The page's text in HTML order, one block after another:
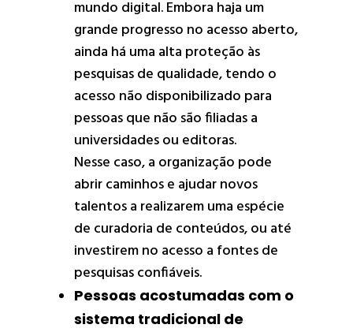
mundo digital. Embora haja um
grande progresso no acesso aberto,
ainda há uma alta proteção às
pesquisas de qualidade, tendo o
acesso não disponibilizado para
pessoas que não são filiadas a
universidades ou editoras.
Nesse caso, a organização pode
abrir caminhos e ajudar novos
talentos a realizarem uma espécie
de curadoria de conteúdos, ou até
investirem no acesso a fontes de
pesquisas confiáveis.
Pessoas acostumadas com o
sistema tradicional de